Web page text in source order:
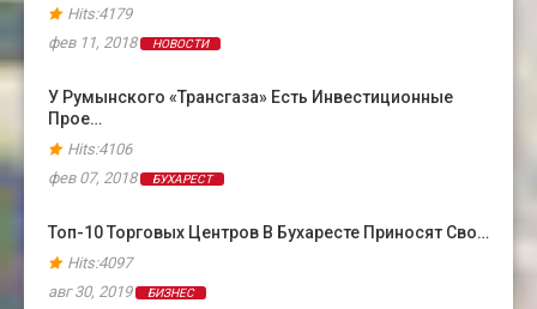
Hits:4179
фев 11, 2018
НОВОСТИ
У Румынского «Трансгаза» Есть Инвестиционные
Прое…
Hits:4106
фев 07, 2018
БУХАРЕСТ
Топ-10 Торговых Центров В Бухаресте Приносят Сво…
Hits:4097
авг 30, 2019
БИЗНЕС